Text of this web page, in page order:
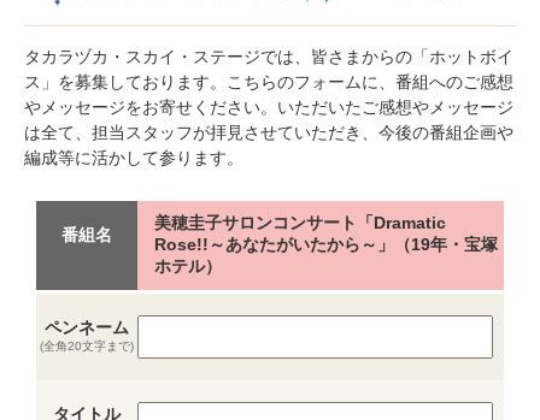
タカラヅカ・スカイ・ステージでは、皆さまからの「ホットボイ
ス」を募集しております。こちらのフォームに、番組へのご感想
やメッセージをお寄せください。いただいたご感想やメッセージ
は全て、担当スタッフが拝見させていただき、今後の番組企画や
編成等に活かして参ります。
番組名
美穂圭子サロンコンサート「Dramatic
Rose!!～あなたがいたから～」（19年・宝塚
ホテル）
ペンネーム
(全角20文字まで)
タイトル